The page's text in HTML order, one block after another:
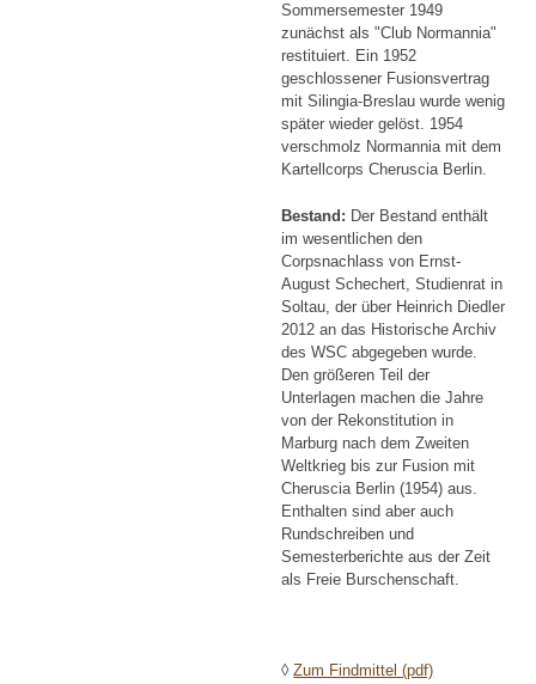
Sommersemester 1949
zunächst als "Club Normannia"
restituiert. Ein 1952
geschlossener Fusionsvertrag
mit Silingia-Breslau wurde wenig
später wieder gelöst. 1954
verschmolz Normannia mit dem
Kartellcorps Cheruscia Berlin.
Bestand: Der Bestand enthält
im wesentlichen den
Corpsnachlass von Ernst-
August Schechert, Studienrat in
Soltau, der über Heinrich Diedler
2012 an das Historische Archiv
des WSC abgegeben wurde.
Den größeren Teil der
Unterlagen machen die Jahre
von der Rekonstitution in
Marburg nach dem Zweiten
Weltkrieg bis zur Fusion mit
Cheruscia Berlin (1954) aus.
Enthalten sind aber auch
Rundschreiben und
Semesterberichte aus der Zeit
als Freie Burschenschaft.
◊Zum Findmittel (pdf)